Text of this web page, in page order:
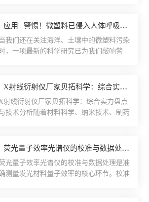
（分子荧光
能量色散型
硒补充剂，它具有更高的生物活性和更低的
毒性，在抗氧化、护肝、降血糖等方面潜
...
吸收光谱，从而追踪反应物消耗、产物生
反应机理研究、动力学分析与过程控制提
直接的分子指纹信息。一、原位实时监测
过配备适宜的红外透光材料反应池，可将光
仪与反应装置联用。红外光束直接穿透反
应介质，检测信号反映的是...
应用 | 警惕！微塑料已侵入人体呼吸道，拉曼检测揭开健康隐形威胁
当我们还在关注海洋、土壤中的微塑料污染
时，一项最新的科学研究已为我们敲响警
深处，成为潜藏在我们呼吸间的健康隐形杀
JournalofEnvironmentalHealthScienceａ
ndEngineering》的这项研究，通过拉曼光谱
开专项分析，结果触目惊心：在接受检测的
吸道患者样本中，支气管灌洗液中微塑料
度...
X射线衍射仪厂家贝拓科学：综合实力盘点与技术分析
射线衍射仪厂家贝拓科学：综合实力盘点
技术分析随着材料科学、纳米技术、制药
具，正迎来新一轮技术变革与市场扩张。第
射技术根据YHResearch发布的最新行业调
数据，2025年全球X射线衍射仪（XRD）
荧光量子效率光谱仪的校准与数据处理方法
光量子效率光谱仪的校准与数据处理是准
测量发光材料量子效率的核心环节。校准